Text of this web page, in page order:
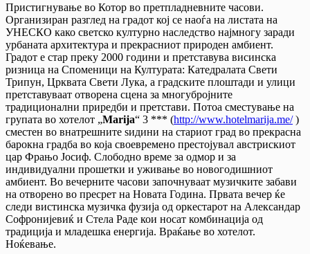
Пристигнување во Котор во претпладневните часови.
Организиран разглед на градот кој се наоѓа на листата на
УНЕСКО како светско културно наследство најмногу заради
урбаната архитектура и прекрасниот природен амбиент.
Градот е стар преку 2000 години и претставува висинска
ризница на Споменици на Културата: Катедралата Свети
Трипун, Црквата Свети Лука, а градските плоштади и улици
претставуваат отворена сцена за многубројните
традиционални приредби и претстави. Потоа сместување на
групата во хотелот „Marija“ 3 *** (http://www.hotelmarija.me/)
сместен во внатрешните ѕидини на стариот град во прекрасна
барокна градба во која своевремено престојувал австрискиот
цар Фрањо Јосиф. Слободно време за одмор и за
индивидуални прошетки и уживање во новогодишниот
амбиент. Во вечерните часови започнуваат музичките забави
на отворено во пресрет на Новата Година. Првата вечер ќе
следи вистинска музичка фузија од оркестарот на Александар
Софронијевиќ и Стела Раде кои носат комбинација од
традиција и младешка енергија. Враќање во хотелот.
Ноќевање.